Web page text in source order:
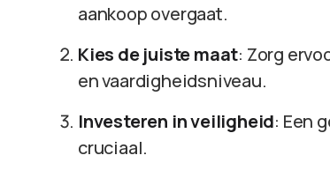
aankoop overgaat.
Kies de juiste maat: Zorg
en vaardigheidsniveau.
Investeren in veiligheid: Een
cruciaal.